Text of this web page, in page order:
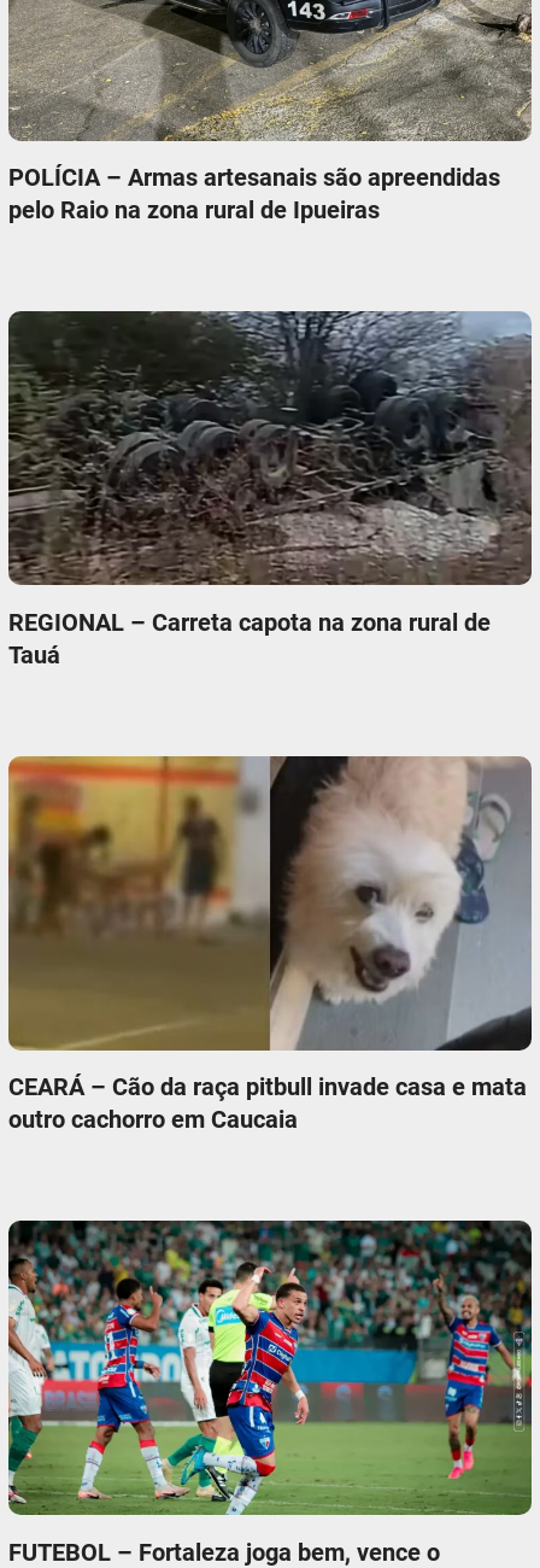
POLÍCIA – Armas artesanais são apreendidas
pelo Raio na zona rural de Ipueiras
REGIONAL – Carreta capota na zona rural de
Tauá
CEARÁ – Cão da raça pitbull invade casa e mata
outro cachorro em Caucaia
FUTEBOL – Fortaleza joga bem, vence o